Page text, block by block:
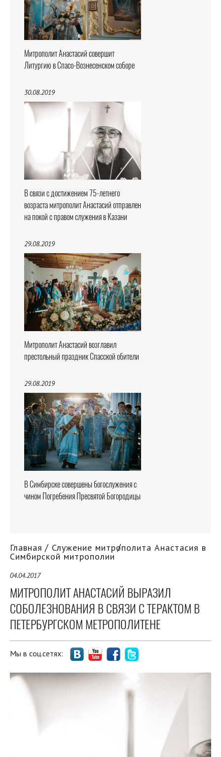
Митрополит Анастасий совершит
Литургию в Спасо-Вознесенском соборе
30.08.2019
В связи с достижением 75-летнего
возраста митрополит Анастасий отправлен
на покой с правом служения в Казани
29.08.2019
Митрополит Анастасий возглавил
престольный праздник Спасской обители
29.08.2019
В Симбирске совершены богослужения с
чином Погребения Пресвятой Богородицы
Главная Служение митрополита Анастасия в
Симбирской митрополии
04.04.2017
МИТРОПОЛИТ АНАСТАСИЙ ВЫРАЗИЛ
СОБОЛЕЗНОВАНИЯ В СВЯЗИ С ТЕРАКТОМ В
ПЕТЕРБУРГСКОМ МЕТРОПОЛИТЕНЕ
Мы в соц.сетях: